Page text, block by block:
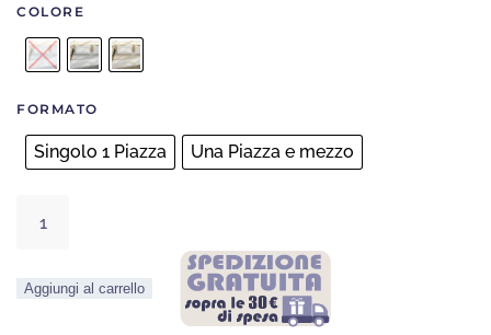
COLORE
FORMATO
Singolo 1 Piazza Una Piazza e mezzo
quantità
Aggiungi al carrello